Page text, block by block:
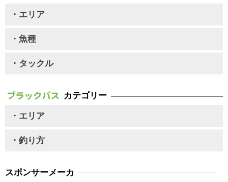
・エリア
・魚種
・タックル
カテゴリー
・エリア
・釣り方
スポンサーメーカ